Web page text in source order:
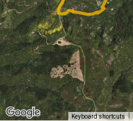
Keyboard shortcuts